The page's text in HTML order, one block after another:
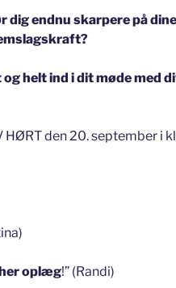
dig endnu skarpere på
helt ind i dit møde med
den 20. september i
oplæg!” (Randi)